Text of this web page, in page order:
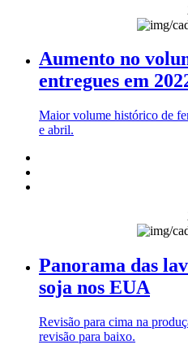
Aumento no
entregues em
Maior volume histórico de
e abril.
Panorama das
soja nos EUA
Revisão para cima na
revisão para baixo.